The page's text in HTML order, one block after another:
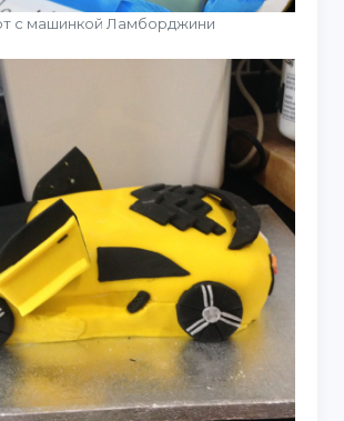
с машинкой Ламборджини